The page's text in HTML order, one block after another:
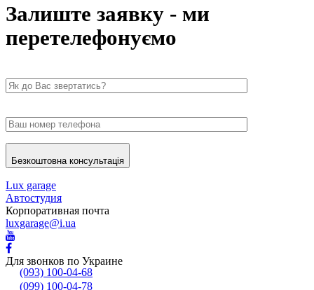
Залиште заявку - ми
перетелефонуємо
Безкоштовна консультація
Lux garage
Автостудия
Корпоративная почта
luxgarage@i.ua
Для звонков по Украине
(093) 100-04-68
(099) 100-04-78